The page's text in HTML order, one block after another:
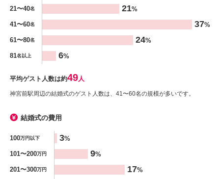
21〜40名 21%
41〜60名 37%
61〜80名 24%
81名以上 6%
平均ゲスト人数は約49 人
神宮前駅周辺の結婚式のゲスト人数は、41〜60名の規模が多いです。
結婚式の費用
金額
100万円以下 3%
101〜200万円 9%
201〜300万円 17%